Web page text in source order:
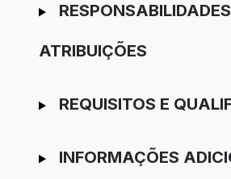
ATRIBUIÇÕES
REQUISITOS E
INFORMAÇÕES